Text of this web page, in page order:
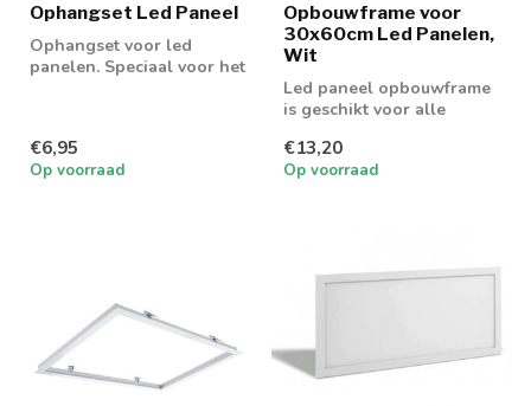
Ophangset Led Paneel
Ophangset voor led
panelen. Speciaal voor het
€6,95
Op voorraad
Opbouwframe voor
30x60cm Led Panelen,
Wit
Led paneel opbouwframe
is geschikt voor alle
€13,20
Op voorraad